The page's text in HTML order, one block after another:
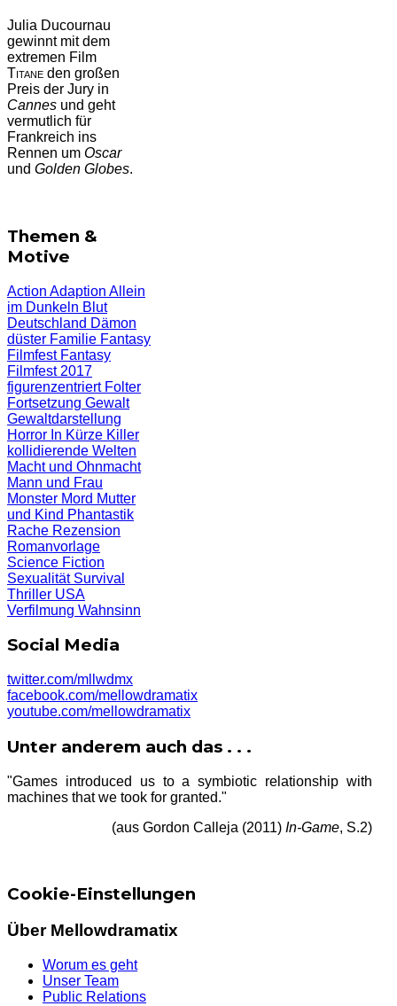
Julia Ducournau
gewinnt mit dem
extremen Film
Titane den großen
Preis der Jury in
Cannes und geht
vermutlich für
Frankreich ins
Rennen um Oscar
und Golden Globes.
Themen &
Motive
Action Adaption Allein
im Dunkeln Blut
Deutschland Dämon
düster Familie Fantasy
Filmfest Fantasy
Filmfest 2017
figurenzentriert Folter
Fortsetzung Gewalt
Gewaltdarstellung
Horror In Kürze Killer
kollidierende Welten
Macht und Ohnmacht
Mann und Frau
Monster Mord Mutter
und Kind Phantastik
Rache Rezension
Romanvorlage
Science Fiction
Sexualität Survival
Thriller USA
Verfilmung Wahnsinn
Social Media
twitter.com/mllwdmx
facebook.com/mellowdramatix
youtube.com/mellowdramatix
Unter anderem auch das . . .
"Games introduced us to a symbiotic relationship with
machines that we took for granted."
(aus Gordon Calleja (2011) In-Game, S.2)
Cookie-Einstellungen
Über Mellowdramatix
Worum es geht
Unser Team
Public Relations